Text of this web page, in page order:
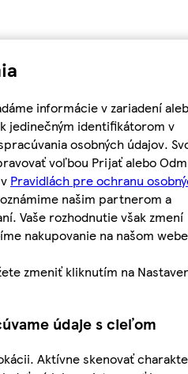
informácie v zariadení
jedinečným identifikátorom v
osobných údajov.
voľbou Prijať alebo
Pravidlách pre ochranu
našim partnerom a
Vaše rozhodnutie však zmení
nakupovanie na našom
zmeniť kliknutím na
údaje s cieľom
Aktívne skenovať